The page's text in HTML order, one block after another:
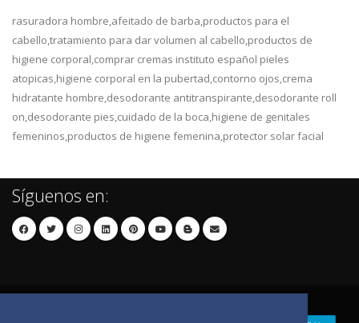
rasuradora hombre,afeitado de barba,productos para el
cabello,tratamiento para dar volumen al cabello,productos de
higiene corporal,comprar cremas instituto español pieles
atopicas,higiene corporal en la pubertad,contorno ojos,crema
hidratante hombre,desodorante antitranspirante,desodorante roll
on,desodorante pies,cuidado de la boca,higiene de genitales
femeninos,productos de higiene femenina,protector solar facial
Síguenos en: